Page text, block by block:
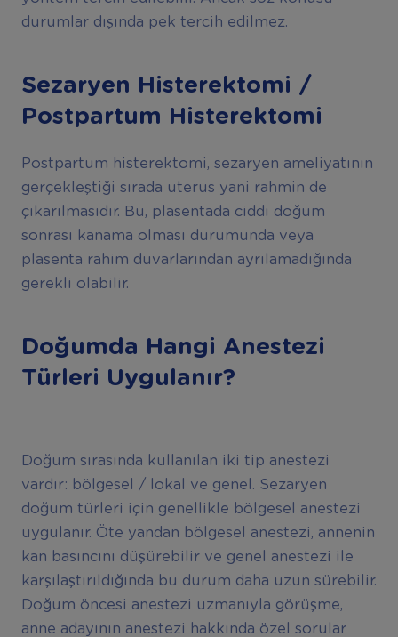
durumlar dışında pek tercih edilmez.
Sezaryen Histerektomi /
Postpartum Histerektomi
Postpartum histerektomi, sezaryen ameliyatının
gerçekleştiği sırada uterus yani rahmin de
çıkarılmasıdır. Bu, plasentada ciddi doğum
sonrası kanama olması durumunda veya
plasenta rahim duvarlarından ayrılamadığında
gerekli olabilir.
Doğumda Hangi Anestezi
Türleri Uygulanır?
Doğum sırasında kullanılan iki tip anestezi
vardır: bölgesel / lokal ve genel. Sezaryen
doğum türleri için genellikle bölgesel anestezi
uygulanır. Öte yandan bölgesel anestezi, annenin
kan basıncını düşürebilir ve genel anestezi ile
karşılaştırıldığında bu durum daha uzun sürebilir.
Doğum öncesi anestezi uzmanıyla görüşme,
anne adayının anestezi hakkında özel sorular